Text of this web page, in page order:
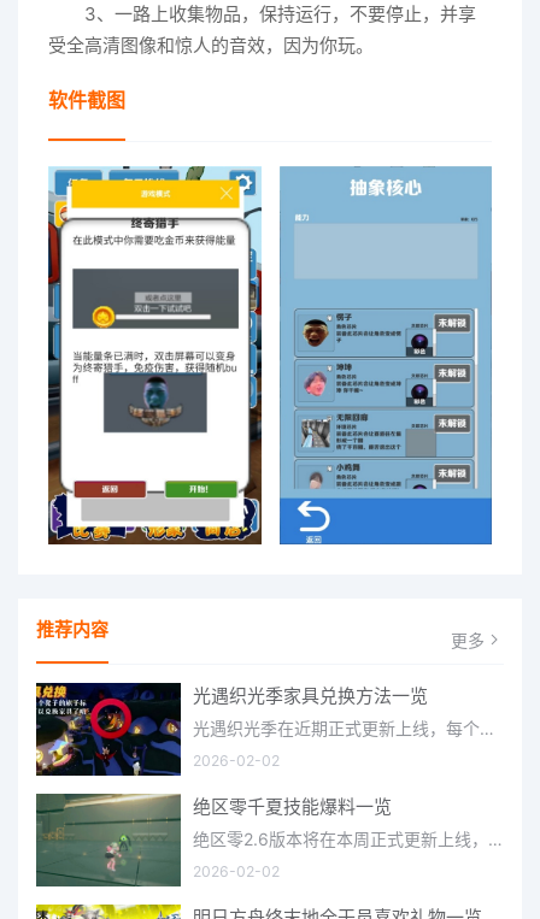
3、一路上收集物品，保持运行，不要停止，并享
受全高清图像和惊人的音效，因为你玩。
软件截图
推荐内容 更多
光遇织光季家具兑换方法一览
光遇织光季在近期正式更新上线，每个季节都有着许多全新内容和资讯可以让你来体验，不少刚体验的小伙伴想要知道
2026-02-02
绝区零千夏技能爆料一览
绝区零2.6版本将在本周正式更新上线，上周的前瞻直播官方给玩家们带来关于最新版本的卡池信息和相关活动内容，
2026-02-02